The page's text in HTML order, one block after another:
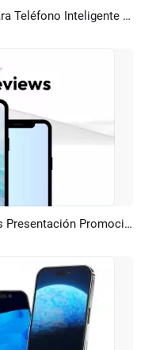
Crear IA Promoción De Aplicación Móvil Para Teléfono Inteligente Con Forma Fluida 3d
Crear IA Teléfono Móvil Aplicación Reseñas Presentación Promoción